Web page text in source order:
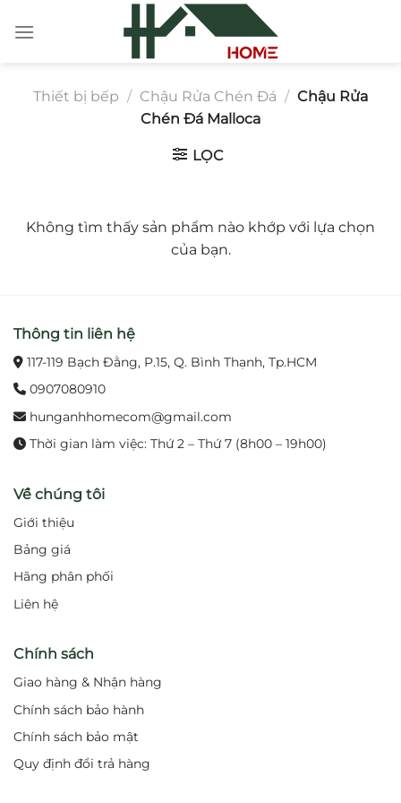
đến
Thiết bị bếp / Chậu Rửa Chén Đá / Chậu Rửa
Chén Đá Malloca
LỌC
Không tìm thấy sản phẩm nào khớp với lựa chọn
của bạn.
Thông tin liên hệ
117-119 Bạch Đằng, P.15, Q. Bình Thạnh, Tp.HCM
0907080910
hunganhhomecom@gmail.com
Thời gian làm việc: Thứ 2 – Thứ 7 (8h00 – 19h00)
Về chúng tôi
Giới thiệu
Bảng giá
Hãng phân phối
Liên hệ
Chính sách
Giao hàng & Nhận hàng
Chính sách bảo hành
Chính sách bảo mật
Quy định đổi trả hàng